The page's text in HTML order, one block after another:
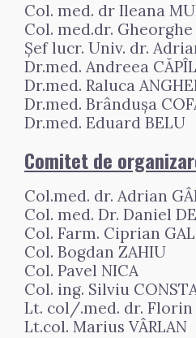
Col. med. dr Ileana
Col. med.dr. Gheorghe
Șef lucr. Univ. dr.
Dr.med. Andreea
Dr.med. Raluca
Dr.med. Brândușa
Dr.med. Eduard BELU
Comitet de
Col.med. dr. Adrian
Col. med. Dr. Daniel
Col. Farm. Ciprian GAL
Col. Bogdan ZAHIU
Col. Pavel NICA
Col. ing. Silviu
Lt. col/.med. dr. Florin
Lt.col. Marius VÂRLAN